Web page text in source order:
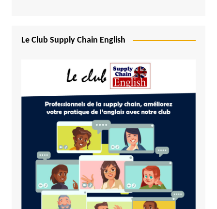
Le Club Supply Chain English